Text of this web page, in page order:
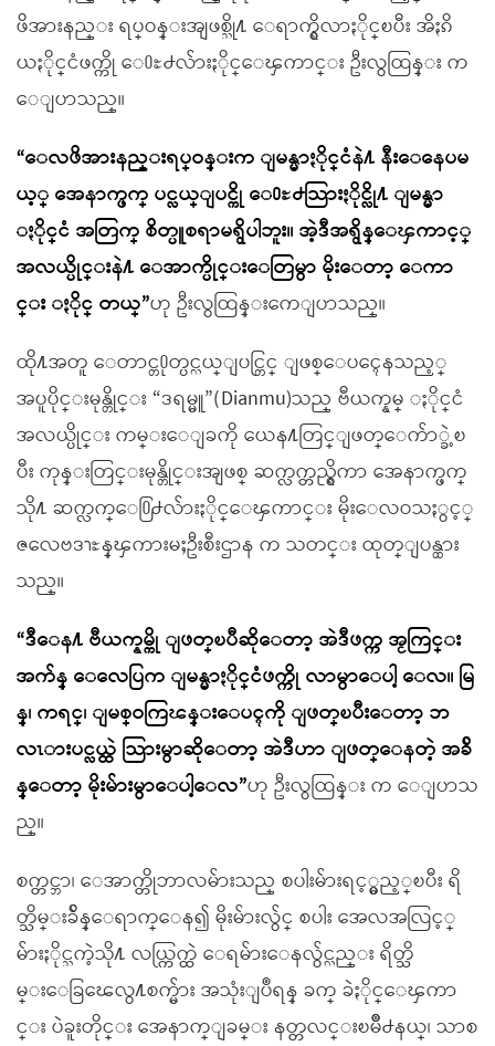
ဖိအားနည္း ရပ္ဝန္းအျဖစ္သို႔ ေရာက္ရွိလာႏိုင္ၿပီး အိႏၵိ
ယႏိုင္ငံဖက္ကို ေ႐ႊ႕လ်ားႏိုင္ေၾကာင္း ဦးလွထြန္း က
ေျပာသည္။
“ေလဖိအားနည္းရပ္ဝန္းက ျမန္မာႏိုင္ငံနဲ႔ နီးေနေပမ
ယ့္ အေနာက္ဖက္ ပင္လယ္ျပင္ကို ေ႐ႊ႕သြားႏိုင္လို႔ ျမန္မာ
ႏိုင္ငံ အတြက္ စိတ္ပူစရာမရွိပါဘူး။ အဲ့ဒီအရွိန္ေၾကာင့္
အလယ္ပိုင္းနဲ႔ ေအာက္ပိုင္းေတြမွာ မိုးေတာ့ ေကာ
င္း ႏိုင္ တယ္”ဟု ဦးလွထြန္းကေျပာသည္။
ထို႔အတူ ေတာင္တ႐ုတ္ပင္လယ္ျပင္တြင္ ျဖစ္ေပၚေနသည့္
အပူပိုင္းမုန္တိုင္း “ဒရမ္မူ”(Dianmu)သည္ ဗီယက္နမ္ ႏိုင္ငံ
အလယ္ပိုင္း ကမ္းေျခကို ယေန႔တြင္ျဖတ္ေက်ာ္ခဲ့ၿ
ပီး ကုန္းတြင္းမုန္တိုင္းအျဖစ္ ဆက္လက္တည္ရွိကာ အေနာက္ဖက္
သို႔ ဆက္လက္ေ႐ြ႕လ်ားႏိုင္ေၾကာင္း မိုးေလဝသႏွင့္
ဇလေဗဒၫႊန္ၾကားမႈဦးစီးဌာန က သတင္း ထုတ္ျပန္ထား
သည္။
“ဒီေန႔ ဗီယက္နမ္ကို ျဖတ္ၿပီဆိုေတာ့ အဲဒီဖက္က အႂကြင္း
အက်န္ ေလေပြက ျမန္မာႏိုင္ငံဖက္ကို လာမွာေပါ့ ေလ။ မြ
န္၊ ကရင္၊ ျမစ္ဝကြၽန္းေပၚကို ျဖတ္ၿပီးေတာ့ ဘ
လၤားပင္လယ္ထဲ သြားမွာဆိုေတာ့ အဲဒီဟာ ျဖတ္ေနတဲ့ အခ်ိ
န္ေတာ့ မိုးမ်ားမွာေပါ့ေလ”ဟု ဦးလွထြန္း က ေျပာသ
ည္။
စက္တင္ဘာ၊ ေအာက္တိုဘာလမ်ားသည္ စပါးမ်ားရင့္မွည့္ၿပီး ရိ
တ္သိမ္းခ်ိန္ေရာက္ေန၍ မိုးမ်ားလွ်င္ စပါး အေလအလြင့္
မ်ားႏိုင္သကဲ့သို႔ လယ္ကြက္ထဲ ေရမ်ားေနလွ်င္လည္း ရိတ္သိ
မ္းေခြၽေလွ႔စက္မ်ား အသုံးျပဳရန္ ခက္ ခဲႏိုင္ေၾကာ
င္း ပဲခူးတိုင္း အေနာက္ျခမ္း နတ္တလင္းၿမိဳ႕နယ္၊ သာစ